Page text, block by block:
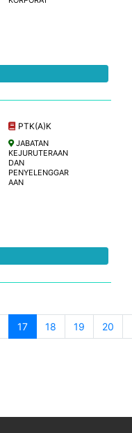
PTK(A)K
JABATAN
KEJURUTERAAN
DAN
PENYELENGGAR
AAN
17 18 19 20